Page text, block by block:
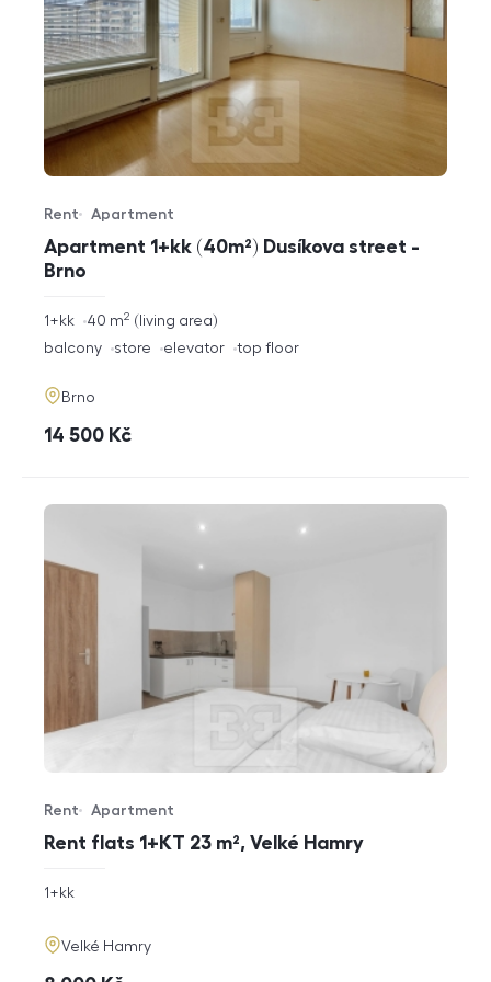
Apartment 1+kk (40m²) Dusíkova street -
Brno
Offer type
Rent
Property type
Apartment
rozměry
1+kk living area
40 m2
funkce
balcony store elevator top floor
adresa
Brno
cena
14 500 Kč
Rent flats 1+KT 23 m², Velké Hamry
Offer type
Rent
Property type
Apartment
rozměry
1+kk
adresa
Velké Hamry